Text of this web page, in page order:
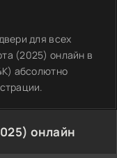
для всех
(2025) онлайн в
абсолютно
онлайн